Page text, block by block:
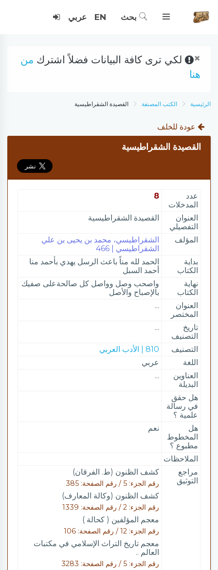
بحث EN عربي
× لكي ترى كافة البيانات فضلاً اشترك من
هنا
الرئيسية الكتب المصنفة القصيدة الشقراطيسية
عودة للخلف
القصيدة الشقراطيسية
عدد
المدخلات
8
العنوان
التفصيلي
القصيدة الشقراطيسية
المؤلف
الشقراطيسي، محمد بن يحيى بن علي
الشقراطيسي | 466
بداية
الكتاب
الحمد لله مناً باعث الرسل يهدي بأحمد منا
أحمد السبل
نهاية
الكتاب
واصحب وصل وواصل كل صالحةعلى صفيك
بالإصباح والأصل
العنوان
المختصر
...
تاريخ
التصنيف
...
التصنيف
810 | الأدب العربي
اللغة
عربي
العناوين
البديلة
...
هل حقق
في رسالة
علمية ؟
هل
المخطوط
مطبوع ؟
نعم
الملاحظات
مراجع
التوثيق
كشف الظنون (ط. الفرقان)
رقم الجزء: 5 / رقم الصفحة: 385
كشف الظنون (وكالة المعارف)
رقم الجزء: 2 / رقم الصفحة: 1339
معجم المؤلفين ( كحالة )
رقم الجزء: 12 / رقم الصفحة: 106
معجم تاريخ التراث الإسلامي في مكتبات
العالم ..
رقم الجزء: 5 / رقم الصفحة: 3283